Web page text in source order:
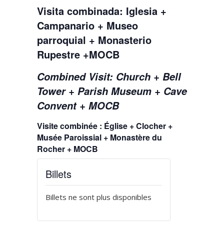
Visita combinada: Iglesia +
Campanario + Museo
parroquial + Monasterio
Rupestre +MOCB
Combined Visit: Church + Bell
Tower + Parish Museum + Cave
Convent + MOCB
Visite combinée : Église + Clocher +
Musée Paroissial + Monastère du
Rocher + MOCB
Billets
Billets ne sont plus disponibles